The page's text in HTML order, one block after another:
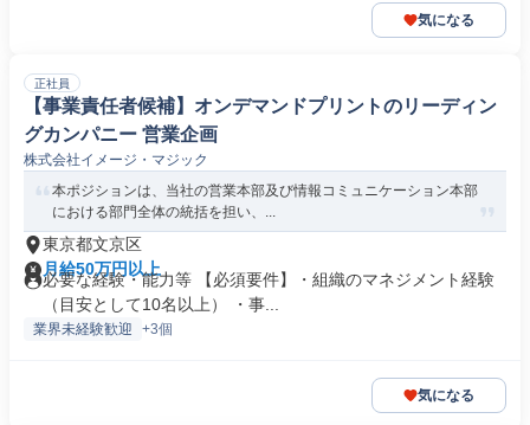
気になる
正社員
【事業責任者候補】オンデマンドプリントのリーディン
グカンパニー 営業企画
株式会社イメージ・マジック
本ポジションは、当社の営業本部及び情報コミュニケーション本部
における部門全体の統括を担い、...
東京都文京区
月給50万円以上
必要な経験・能力等 【必須要件】・組織のマネジメント経験
（目安として10名以上） ・事...
業界未経験歓迎 +3個
気になる